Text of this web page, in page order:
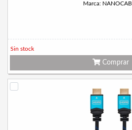
Marca:
Sin stock
Comprar